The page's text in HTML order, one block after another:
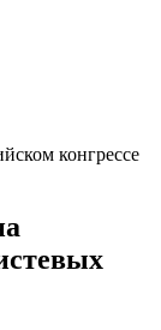
конгрессе